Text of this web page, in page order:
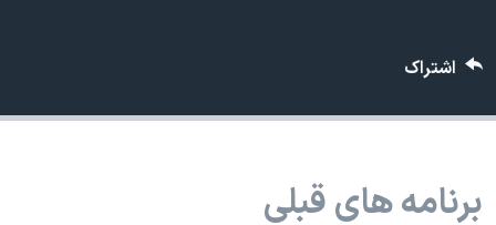
دادگاه حمید نوری
اعتراضات مردمی آبان ۹۸
اشتراک
برنامه های قبلی